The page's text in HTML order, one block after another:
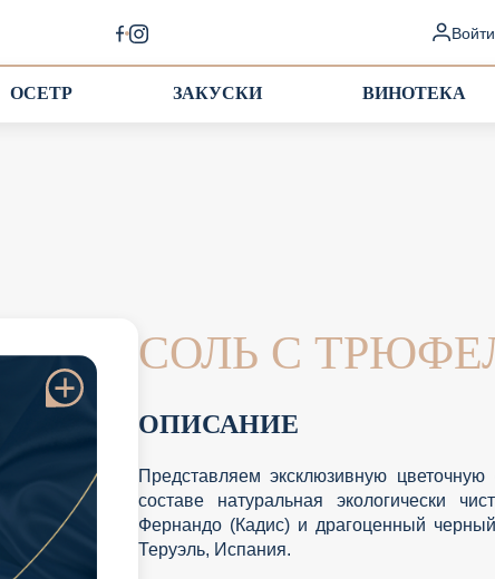
Войти
ОСЕТР ЗАКУСКИ ВИНОТЕКА
СОЛЬ С
ОПИСАНИЕ
Представляем эксклюзивную
составе натуральная экологически
Фернандо (Кадис) и драгоценный
Теруэль, Испания.